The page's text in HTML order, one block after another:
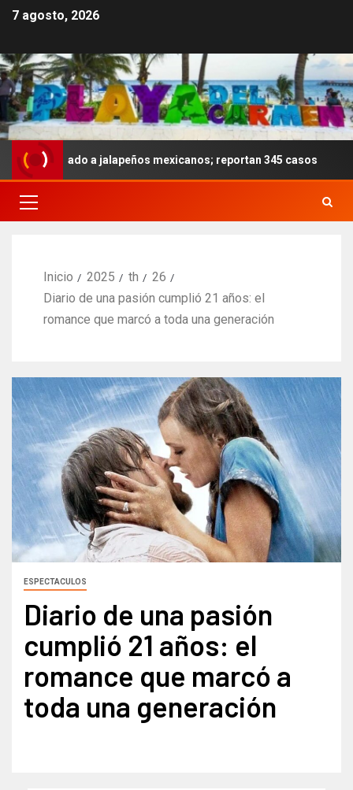
7 agosto, 2026
ligado a jalapeños mexicanos; reportan 345 casos
Inicio 2025 th
26
Diario de una pasión cumplió 21 años: el
romance que marcó a toda una generación
ESPECTACULOS
Diario de una pasión
cumplió 21 años: el
romance que marcó a
toda una generación